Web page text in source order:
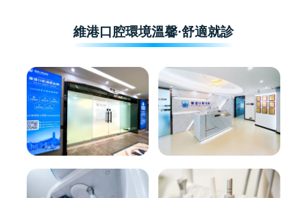
維港口腔環境溫馨·舒適就診